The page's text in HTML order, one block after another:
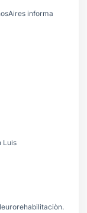
informa
Luis